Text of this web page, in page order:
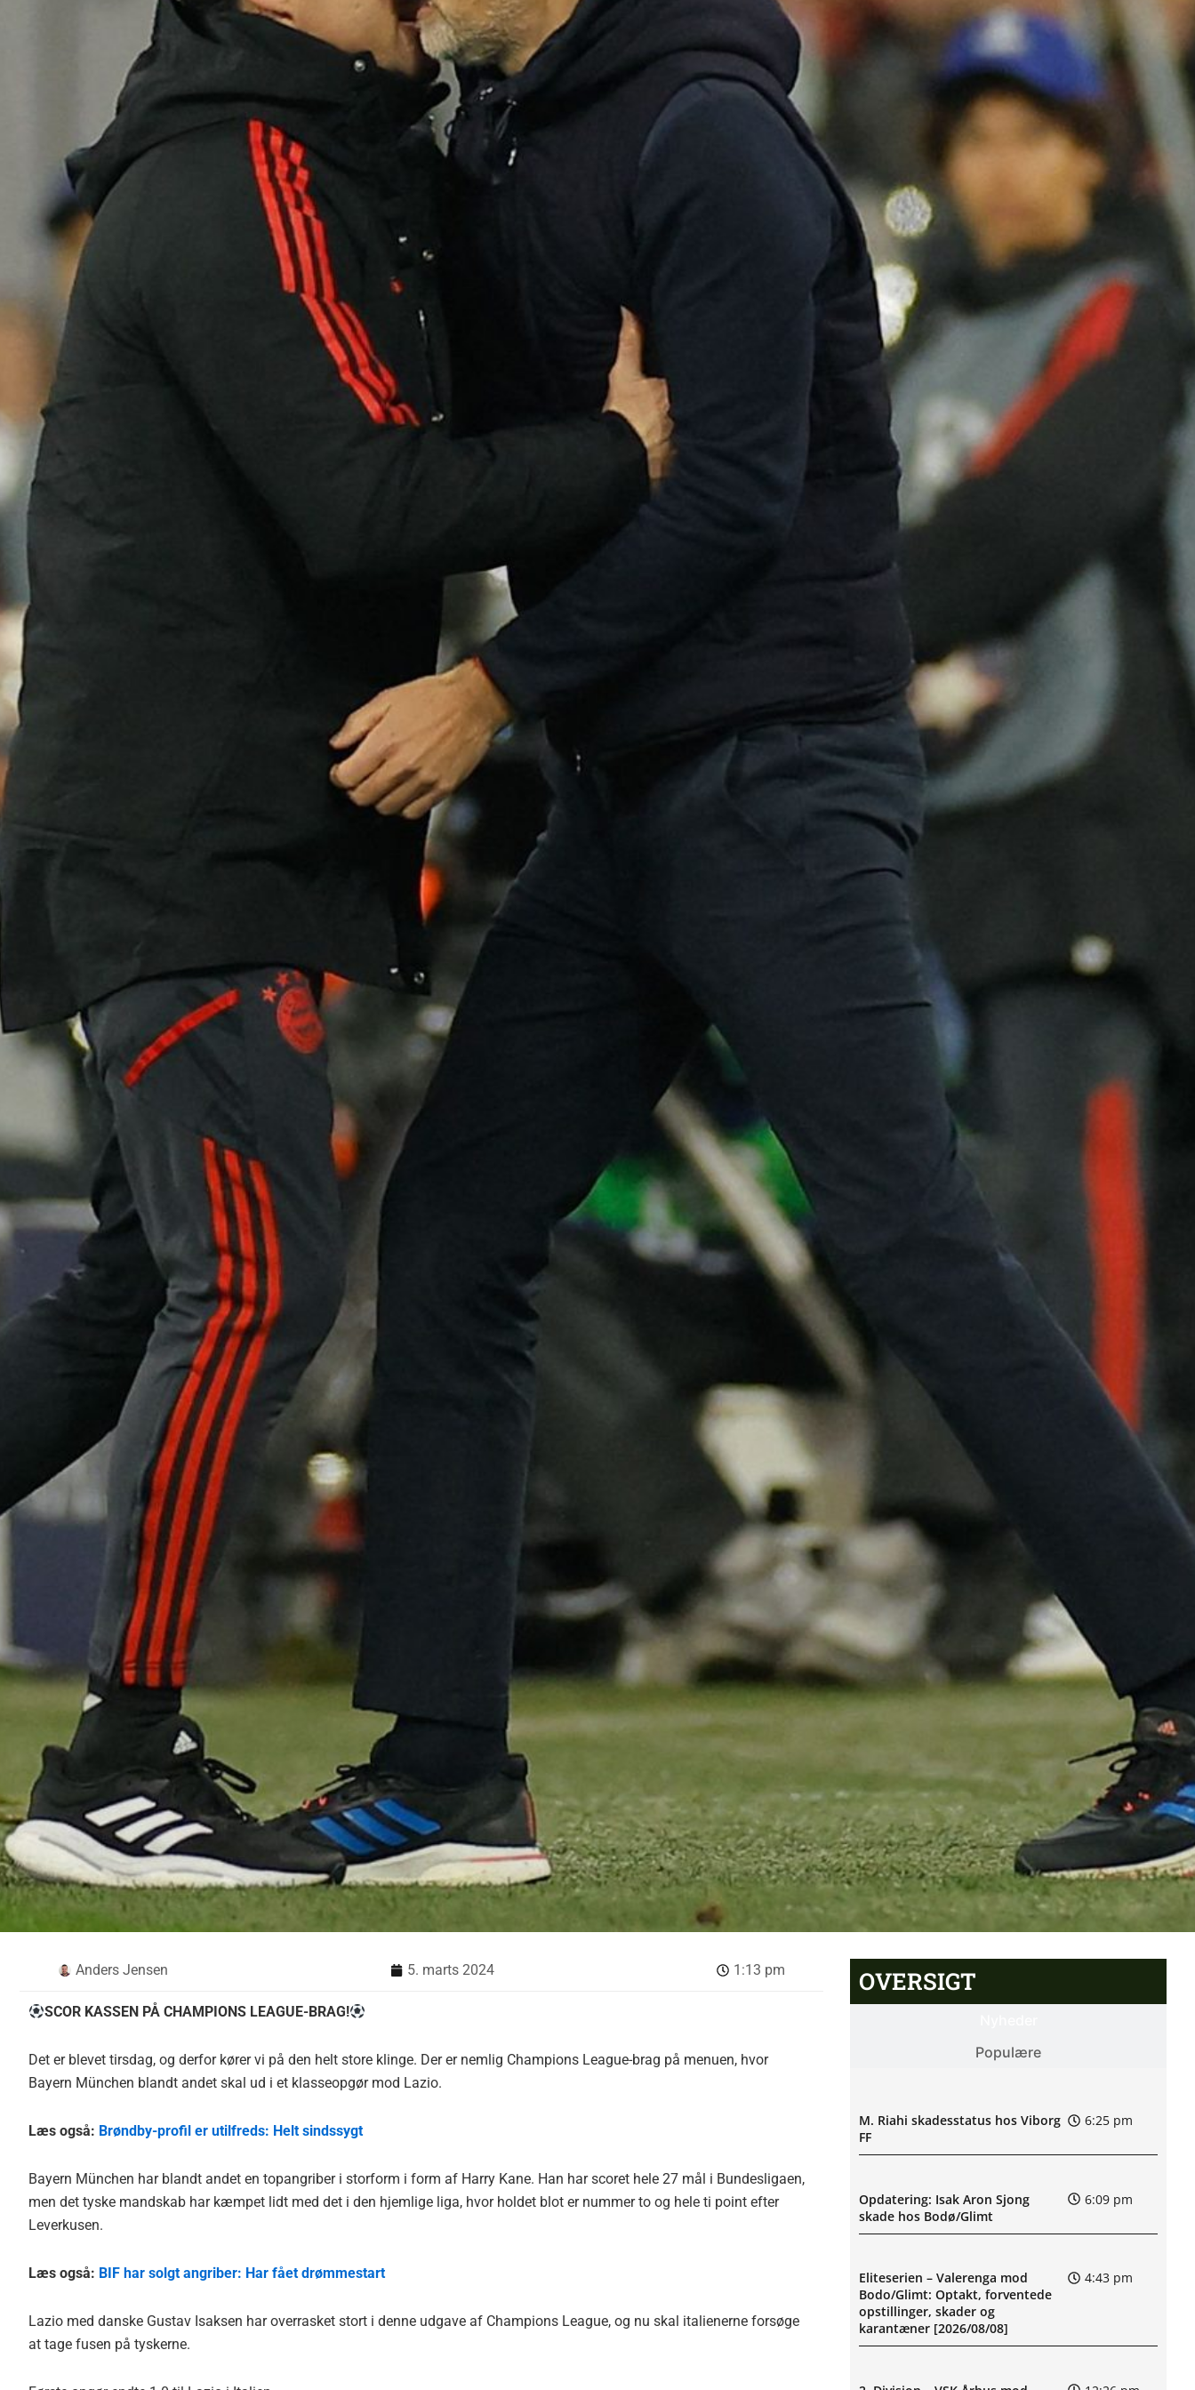
Anders Jensen 5. marts 2024 1:13 pm
SCOR KASSEN PÅ CHAMPIONS LEAGUE-BRAG!
Det er blevet tirsdag, og derfor kører vi på den helt store klinge. Der er nemlig Champions League-brag på menuen, hvor
Bayern München blandt andet skal ud i et klasseopgør mod Lazio.
Læs også: Brøndby-profil er utilfreds: Helt sindssygt
Bayern München har blandt andet en topangriber i storform i form af Harry Kane. Han har scoret hele 27 mål i Bundesligaen,
men det tyske mandskab har kæmpet lidt med det i den hjemlige liga, hvor holdet blot er nummer to og hele ti point efter
Leverkusen.
Læs også: BIF har solgt angriber: Har fået drømmestart
Lazio med danske Gustav Isaksen har overrasket stort i denne udgave af Champions League, og nu skal italienerne forsøge
at tage fusen på tyskerne.
OVERSIGT
Populære
M. Riahi skadesstatus hos Viborg
FF
6:25 pm
Opdatering: Isak Aron Sjong
skade hos Bodø/Glimt
6:09 pm
Eliteserien – Valerenga mod
Bodo/Glimt: Optakt, forventede
opstillinger, skader og
karantæner [2026/08/08]
4:43 pm